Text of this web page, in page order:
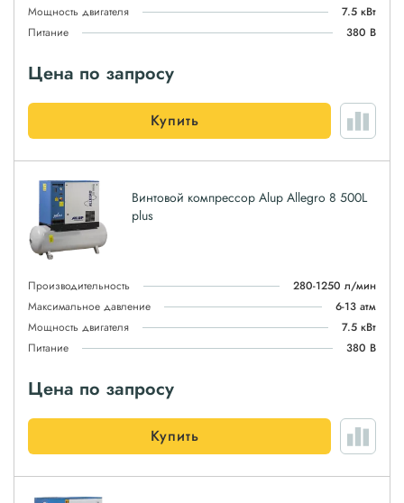
Мощность двигателя
7.5 кВт
Питание
380 В
Цена по запросу
Купить
Винтовой компрессор Alup Allegro 8 500L
plus
Производительность
280-1250 л/мин
Максимальное давление
6-13 атм
Мощность двигателя
7.5 кВт
Питание
380 В
Цена по запросу
Купить